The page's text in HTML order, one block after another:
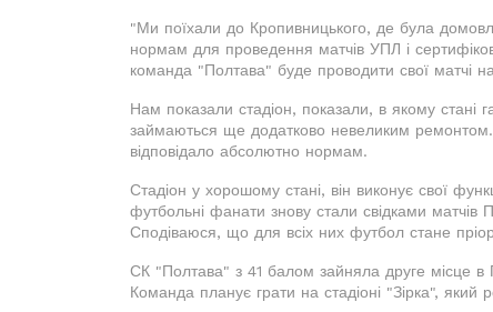
"Ми поїхали до Кропивницького, де була
нормам для проведення матчів УПЛ і
команда "Полтава" буде проводити свої матчі
Нам показали стадіон, показали, в якому стані
займаються ще додатково невеликим
відповідало абсолютно нормам.
Стадіон у хорошому стані, він виконує свої
футбольні фанати знову стали свідками матчів
Сподіваюся, що для всіх них футбол стане
СК "Полтава" з 41 балом зайняла друге місце в
Команда планує грати на стадіоні "Зірка", який